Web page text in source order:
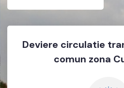
public in
Voda